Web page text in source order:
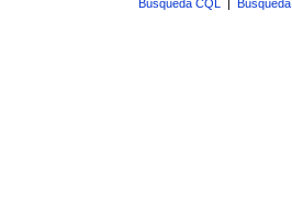
Búsqueda CQL